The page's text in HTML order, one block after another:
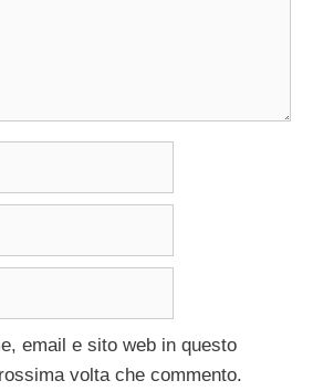
email e sito web in questo
volta che commento.